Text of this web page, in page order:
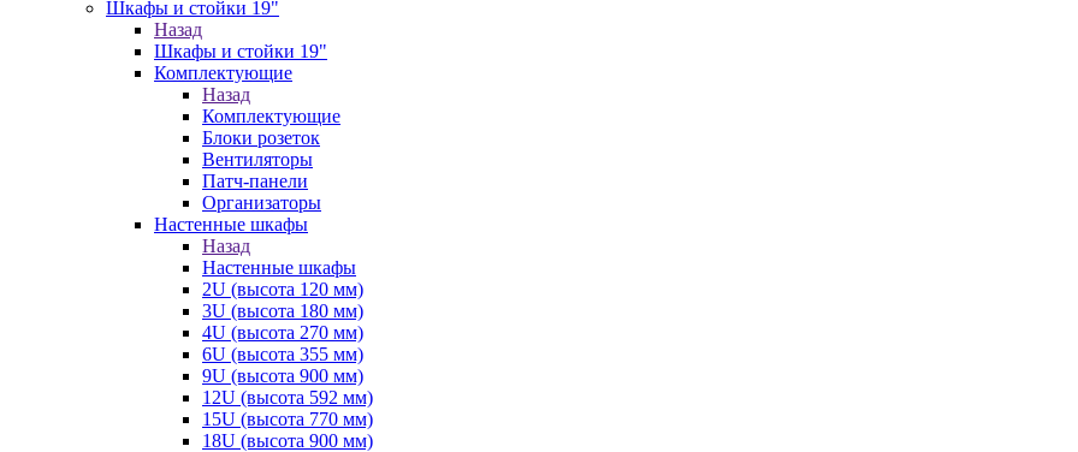
Шкафы и стойки 19"
Назад
Шкафы и стойки 19"
Комплектующие
Назад
Комплектующие
Блоки розеток
Вентиляторы
Патч-панели
Организаторы
Настенные шкафы
Назад
Настенные шкафы
2U (высота 120 мм)
3U (высота 180 мм)
4U (высота 270 мм)
6U (высота 355 мм)
9U (высота 900 мм)
12U (высота 592 мм)
15U (высота 770 мм)
18U (высота 900 мм)